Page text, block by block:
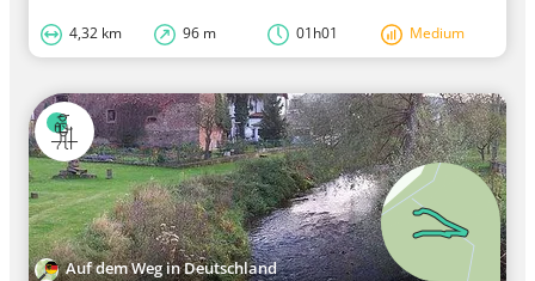
4,32 km 96 m 01h01 Medium
Auf dem Weg in Deutschland